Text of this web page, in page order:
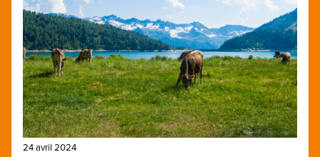
24 avril 2024